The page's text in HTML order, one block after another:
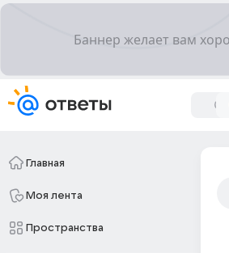
Главная
Моя лента
Пространства